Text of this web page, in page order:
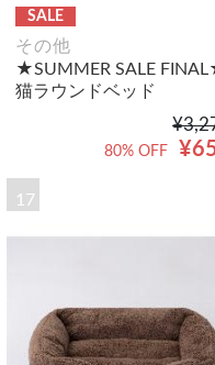
SALE
その他
★SUMMER SALE
猫ラウンドベッド
80% OFF
17